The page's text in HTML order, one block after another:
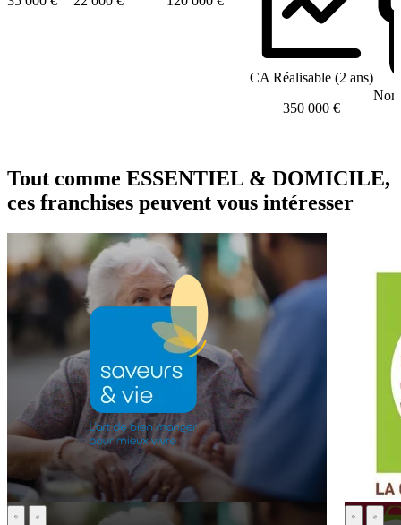
CA Réalisable (2 ans)
350 000 €
Tout comme ESSENTIEL & DOMICILE,
ces franchises peuvent vous intéresser